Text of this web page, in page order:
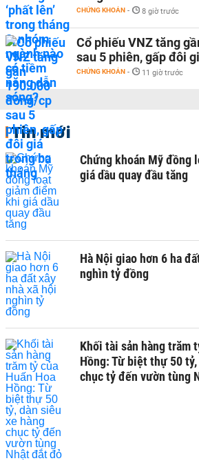
CHỨNG KHOÁN - 8 giờ trước
Cổ phiếu VNZ tăng
sau 5 phiên, gấp đôi
CHỨNG KHOÁN - 11 giờ trước
Tin mới
Chứng khoán Mỹ đồng
giá dầu quay đầu tăng
Hà Nội giao hơn 6 ha
nghìn tỷ đồng
Khối tài sản hàng trăm
Hồng: Từ biệt thự 50
chục tỷ đến vườn tùng